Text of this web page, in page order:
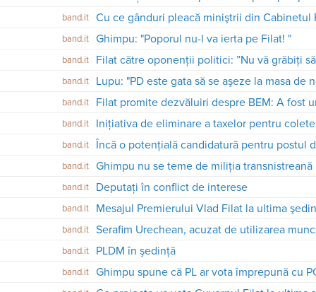
band.it
Cu ce gânduri pleacă miniştrii din Cabinetul
band.it Ghimpu: "Poporul nu-l va ierta pe Filat! "
band.it Filat către oponenții politici: ”Nu vă grăbiți
band.it Lupu: "PD este gata să se aşeze la masa de
band.it Filat promite dezvăluiri despre BEM: A fost
band.it Iniţiativa de eliminare a taxelor pentru
band.it Încă o potenţială candidatură pentru postul
band.it Ghimpu nu se teme de miliţia transnistreană
band.it Deputați în conflict de interese
band.it Mesajul Premierului Vlad Filat la ultima
band.it Serafim Urechean, acuzat de utilizarea
band.it PLDM în şedinţă
band.it